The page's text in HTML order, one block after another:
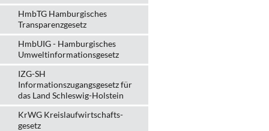
HmbTG Hamburgisches
Transparenzgesetz
HmbUIG - Hamburgisches
Umweltinformationsgesetz
IZG-SH
Informationszugangsgesetz für
das Land Schleswig-Holstein
KrWG Kreislaufwirtschafts­
gesetz